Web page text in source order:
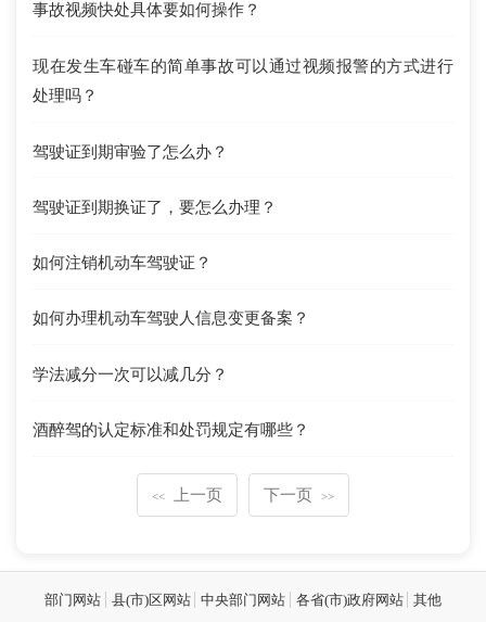
事故视频快处具体要如何操作？
现在发生车碰车的简单事故可以通过视频报警的方式进行
处理吗？
驾驶证到期审验了怎么办？
驾驶证到期换证了，要怎么办理？
如何注销机动车驾驶证？
如何办理机动车驾驶人信息变更备案？
学法减分一次可以减几分？
酒醉驾的认定标准和处罚规定有哪些？
<< 上一页 下一页 >>
部门网站 县(市)区网站 中央部门网站 各省(市)政府网站 其他